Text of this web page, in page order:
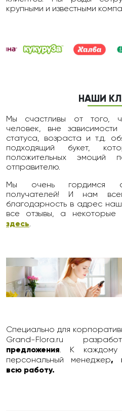
крупными и известными
НАШИ
Мы счастливы от того,
человек, вне
статуса, возраста и т.д.
подходящий букет,
положительных эмоций
отправителю.
Мы очень гордимся
получателей! И нам
благодарность в адрес
все отзывы, а некоторые
здесь.
Специально для
Grand-Flora.ru
предложения. К каждому
персональный менеджер,
всю работу.